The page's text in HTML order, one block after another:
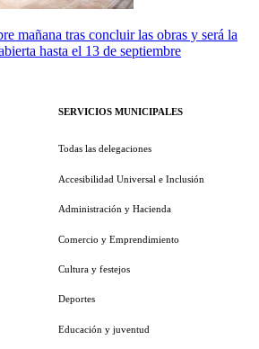
mañana tras concluir las obras y será la
hasta el 13 de septiembre
SERVICIOS MUNICIPALES
Todas las delegaciones
Accesibilidad Universal e Inclusión
Administración y Hacienda
Comercio y Emprendimiento
Cultura y festejos
Deportes
Educación y juventud